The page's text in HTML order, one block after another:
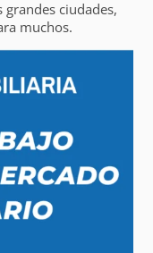
ciudades,
muchos.